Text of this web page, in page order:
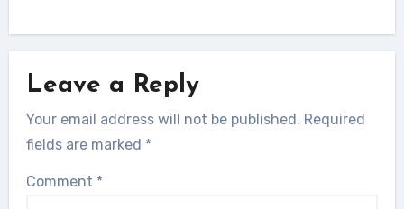
Leave a Reply
Your email address will not be published. Required
fields are marked *
Comment *